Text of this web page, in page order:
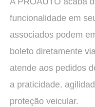
funcionalidade em
associados podem
boleto diretamente
atende aos pedidos
a praticidade,
proteção veicular.